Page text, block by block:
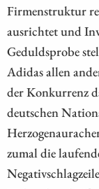
Firmenstruktur
ausrichtet und
Geduldsprobe
Adidas allen
der Konkurrenz
deutschen
zumal die